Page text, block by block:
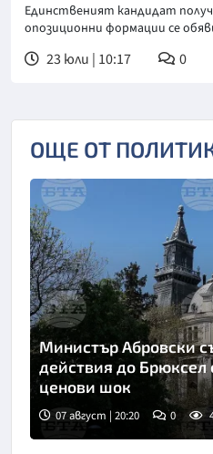
Единственият кандидат
опозиционни формации се
23 юли | 10:17 0
ОЩЕ ОТ
Министър Абровски
действия до Брюксел
ценови шок
07 август | 20:20 0